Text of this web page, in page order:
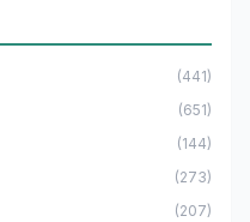
(441)
(651)
(144)
(273)
(207)